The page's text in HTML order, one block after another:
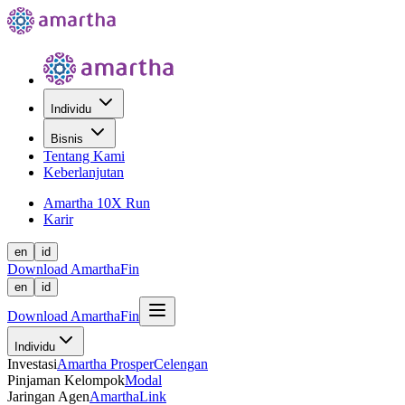
Individu
Bisnis
Tentang Kami
Keberlanjutan
Amartha 10X Run
Karir
en id
Download AmarthaFin
en id
Download AmarthaFin
Individu
InvestasiAmartha ProsperCelengan
Pinjaman KelompokModal
Jaringan AgenAmarthaLink